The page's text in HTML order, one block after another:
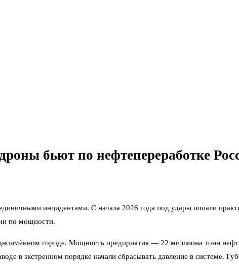
бьют по нефтепереработке
инцидентами. С начала 2026 года под удары попали
по мощности.
городе. Мощность предприятия — 22 миллиона тонн
в экстренном порядке начали сбрасывать давление в системе.